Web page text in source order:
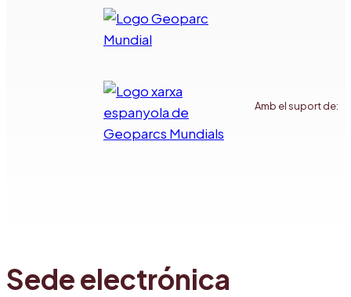
Amb el suport de:
Sede electrónica